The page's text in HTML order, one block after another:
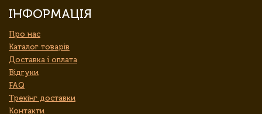
ІНФОРМАЦІЯ
Про нас
Каталог товарів
Доставка і оплата
Відгуки
FAQ
Трекінг доставки
Контакти